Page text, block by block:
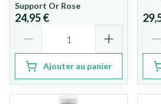
Support Or Rose
24,95 €
Ajouter au panier